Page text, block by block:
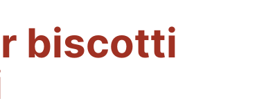
biscotti